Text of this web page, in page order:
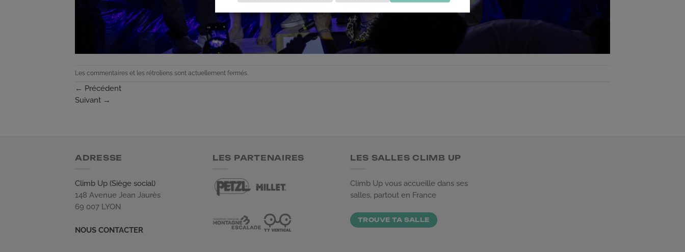
Les commentaires et les rétroliens sont actuellement fermés.
← Précédent
Suivant →
ADRESSE
Climb Up (Siège social)
148 Avenue Jean Jaurès
69 007 LYON
NOUS CONTACTER
LES PARTENAIRES LES SALLES CLIMB UP
Climb Up vous accueille dans ses
salles, partout en France
TROUVE TA SALLE